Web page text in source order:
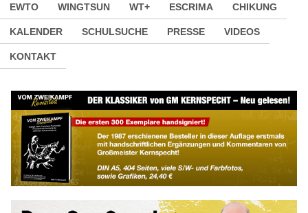
EWTO WINGTSUN WT+ ESCRIMA CHIKUNG
KALENDER SCHULSUCHE PRESSE VIDEOS
KONTAKT